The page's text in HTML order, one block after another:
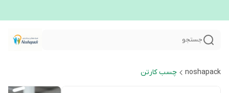
جستجو
noshapack چسب کارتن